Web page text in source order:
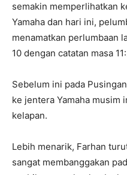
semakin memperlihatkan
Yamaha dan hari ini,
menamatkan perlumbaan
10 dengan catatan masa
Sebelum ini pada
ke jentera Yamaha
kelapan.
Lebih menarik, Farhan
sangat membanggakan